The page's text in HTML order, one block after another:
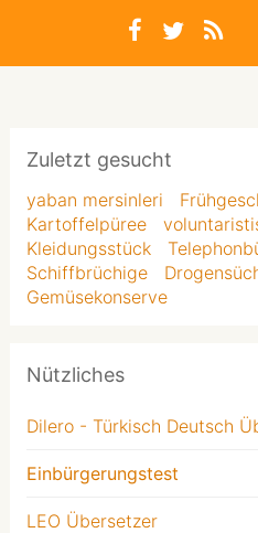
Zuletzt gesucht
yaban mersinleri
Kartoffelpüree
Kleidungsstück
Schiffbrüchige
Gemüsekonserve
Nützliches
Dilero - Türkisch Deutsch
Einbürgerungstest
LEO Übersetzer